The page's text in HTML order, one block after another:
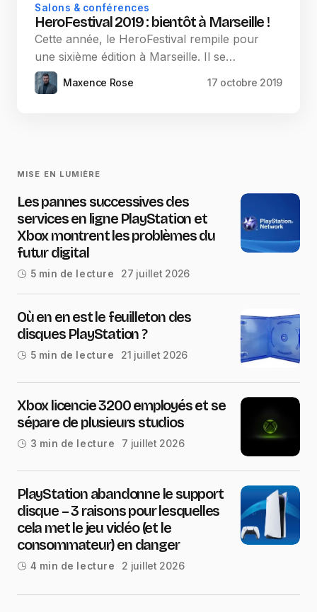
Salons & conférences
HeroFestival 2019 : bientôt à Marseille !
Cette année, le HeroFestival rempile pour
une sixième édition à Marseille. Il se…
Maxence Rose 17 octobre 2019
MISE EN LUMIÈRE
Les pannes successives des
services en ligne PlayStation et
Xbox montrent les problèmes du
futur digital
5 min de lecture 27 juillet 2026
Où en en est le feuilleton des
disques PlayStation ?
5 min de lecture 21 juillet 2026
Xbox licencie 3200 employés et se
sépare de plusieurs studios
3 min de lecture 7 juillet 2026
PlayStation abandonne le support
disque – 3 raisons pour lesquelles
cela met le jeu vidéo (et le
consommateur) en danger
4 min de lecture 2 juillet 2026